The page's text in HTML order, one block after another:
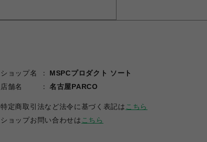
ショップ名
MSPCプロダクト ソート
店舗名
名古屋PARCO
特定商取引法など法令に基づく表記は こちら
ショップお問い合わせは こちら